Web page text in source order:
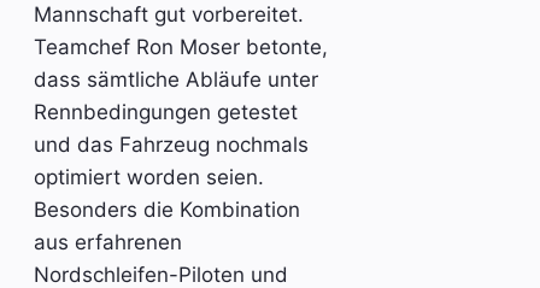
Mannschaft gut vorbereitet.
Teamchef Ron Moser betonte,
dass sämtliche Abläufe unter
Rennbedingungen getestet
und das Fahrzeug nochmals
optimiert worden seien.
Besonders die Kombination
aus erfahrenen
Nordschleifen-Piloten und